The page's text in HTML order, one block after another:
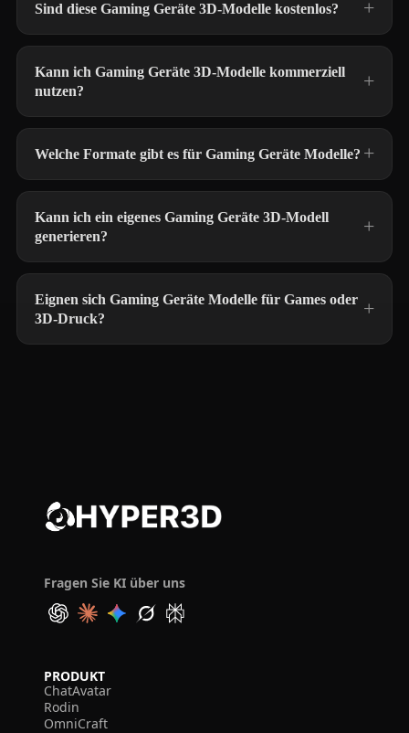
Sind diese Gaming Geräte 3D-Modelle kostenlos?
Kann ich Gaming Geräte 3D-Modelle kommerziell
nutzen?
Welche Formate gibt es für Gaming Geräte Modelle?
Kann ich ein eigenes Gaming Geräte 3D-Modell
generieren?
Eignen sich Gaming Geräte Modelle für Games oder
3D-Druck?
Fragen Sie KI über uns
PRODUKT
ChatAvatar
Rodin
OmniCraft